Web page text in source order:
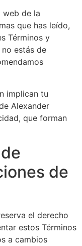
web de la
que has leído,
Términos y
no estás de
implican tu
Alexander
que forman
de
el derecho
estos Términos
a cambios